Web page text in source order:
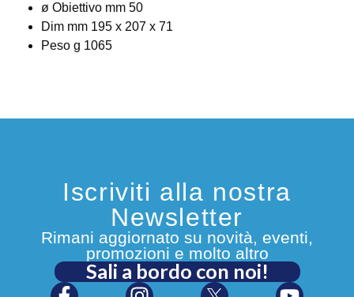
ø Obiettivo mm 50
Dim mm 195 x 207 x 71
Peso g 1065
Iscriviti alla nostra
Newsletter
Rimani aggiornato su novità, eventi,
promozioni e molto altro
Sali a bordo con noi!